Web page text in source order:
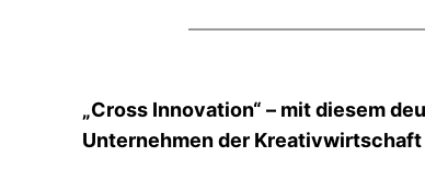
„Cross Innovation“ – mit diesem
Unternehmen der